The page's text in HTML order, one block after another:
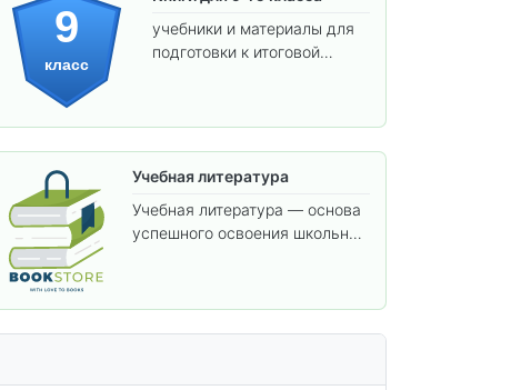
9
класс
учебники и материалы для
подготовки к итоговой
Учебная литература
Учебная литература — основа
успешного освоения школьной